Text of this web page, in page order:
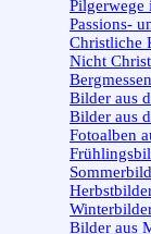
Pilgerwege
Passions-
Christliche
Nicht
Bilder aus
Bilder aus
Fotoalben
Bilder aus